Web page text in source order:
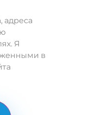
адреса
Я
в